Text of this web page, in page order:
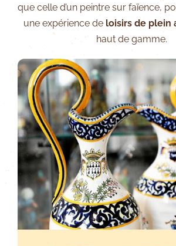
que celle d’un peintre sur faïence,
une expérience de loisirs de plein
haut de gamme.